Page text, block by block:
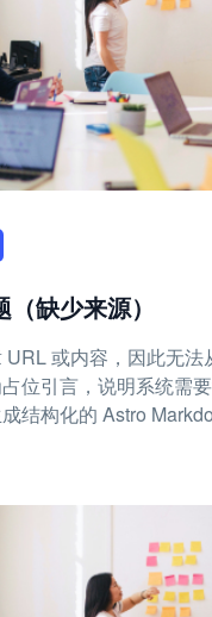
缺少来源）
或内容，因此无法
位引言，说明系统需
结构化的 Astro